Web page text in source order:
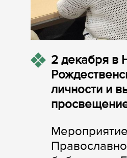
2 декабря в
личности и